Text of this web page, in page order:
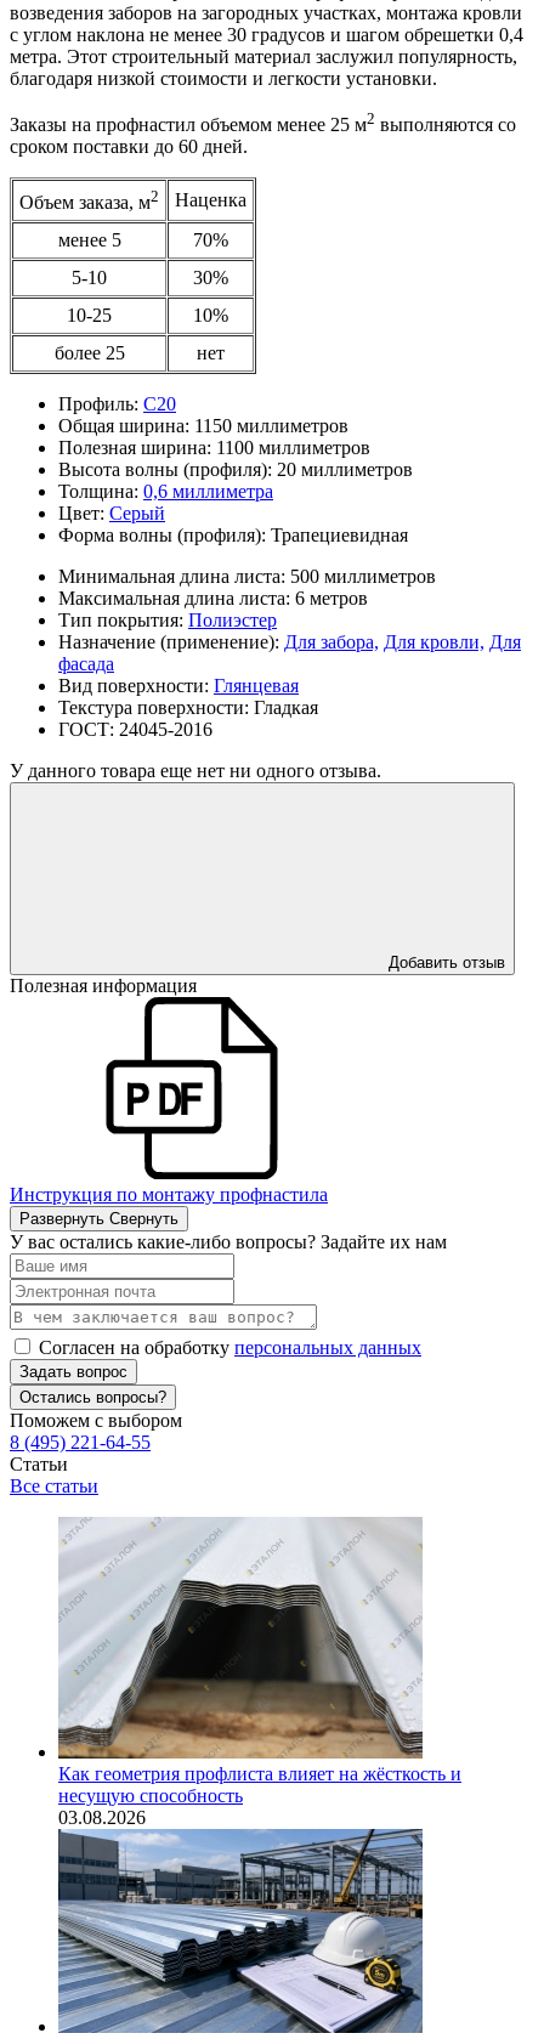
возведения заборов на загородных участках, монтажа кровли
с углом наклона не менее 30 градусов и шагом обрешетки 0,4
метра. Этот строительный материал заслужил популярность,
благодаря низкой стоимости и легкости установки.
Заказы на профнастил объемом менее 25 м2 выполняются со
сроком поставки до 60 дней.
Объем заказа, м2
Наценка
менее 5
70%
5-10
30%
10-25
10%
более 25
нет
Профиль: С20
Общая ширина: 1150 миллиметров
Полезная ширина: 1100 миллиметров
Высота волны (профиля): 20 миллиметров
Толщина: 0,6 миллиметра
Цвет: Серый
Форма волны (профиля): Трапециевидная
Минимальная длина листа: 500 миллиметров
Максимальная длина листа: 6 метров
Тип покрытия: Полиэстер
Назначение (применение): Для забора, Для кровли, Для
фасада
Вид поверхности: Глянцевая
Текстура поверхности: Гладкая
ГОСТ: 24045-2016
У данного товара еще нет ни одного отзыва.
Добавить отзыв
Полезная информация
Инструкция по монтажу профнастила
Развернуть Свернуть
У вас остались какие-либо вопросы? Задайте их нам
Согласен на обработку персональных данных
Задать вопрос
Остались вопросы?
Поможем с выбором
8 (495) 221-64-55
Статьи
Все статьи
Как геометрия профлиста влияет на жёсткость и
несущую способность
03.08.2026